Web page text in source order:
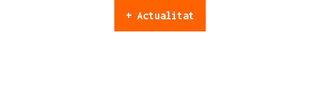
+ Actualitat